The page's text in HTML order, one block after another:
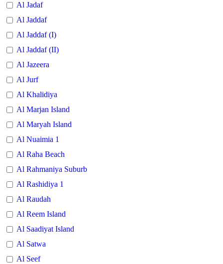
Al Jadaf
Al Jaddaf
Al Jaddaf (I)
Al Jaddaf (II)
Al Jazeera
Al Jurf
Al Khalidiya
Al Marjan Island
Al Maryah Island
Al Nuaimia 1
Al Raha Beach
Al Rahmaniya Suburb
Al Rashidiya 1
Al Raudah
Al Reem Island
Al Saadiyat Island
Al Satwa
Al Seef